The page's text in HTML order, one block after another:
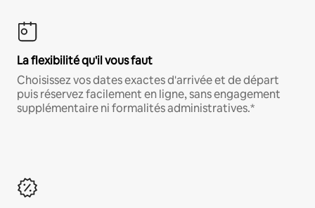
La flexibilité qu'il vous faut
Choisissez vos dates exactes d'arrivée et de départ
puis réservez facilement en ligne, sans engagement
supplémentaire ni formalités administratives.*